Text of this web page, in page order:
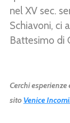
nel XV sec.
Schiavoni, ci
Battesimo di
Cerchi
sito Venice